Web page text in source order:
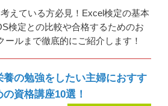
えている方必見！Excel検定の基本
検定との比較や合格するためのお
ールまで徹底的にご紹介します！
養の勉強をしたい主婦におすす
の資格講座10選！